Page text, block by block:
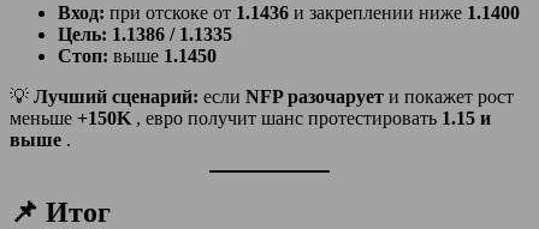
Вход: при отскоке от 1.1436 и закреплении ниже 1.1400
Цель: 1.1386 / 1.1335
Стоп: выше 1.1450
💡 Лучший сценарий: если NFP разочарует и покажет рост
меньше +150K , евро получит шанс протестировать 1.15 и
выше .
📌 Итог